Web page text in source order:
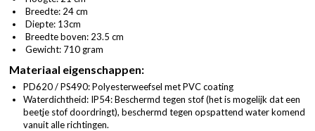
Breedte: 24 cm
Diepte: 13cm
Breedte boven: 23.5 cm
Gewicht: 710 gram
Materiaal eigenschappen:
PD620 / PS490: Polyesterweefsel met PVC coating
Waterdichtheid: IP54: Beschermd tegen stof (het is mogelijk dat een
beetje stof doordringt), beschermd tegen opspattend water komend
vanuit alle richtingen.